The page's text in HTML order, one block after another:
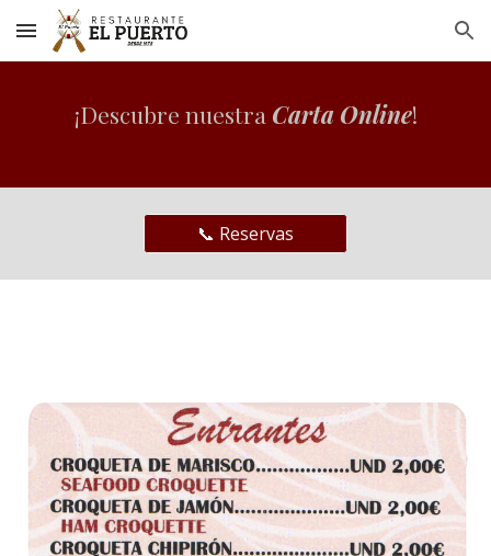
Skip to main content Skip to navigation
¡Descubre nuestra Carta Online!
📞 Reservas